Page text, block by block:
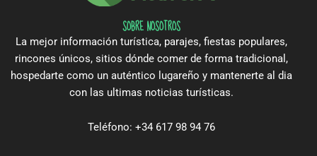
SOBRE NOSOTROS
La mejor información turística, parajes, fiestas populares,
rincones únicos, sitios dónde comer de forma tradicional,
hospedarte como un auténtico lugareño y mantenerte al dia
con las ultimas noticias turísticas.
Teléfono: +34 617 98 94 76